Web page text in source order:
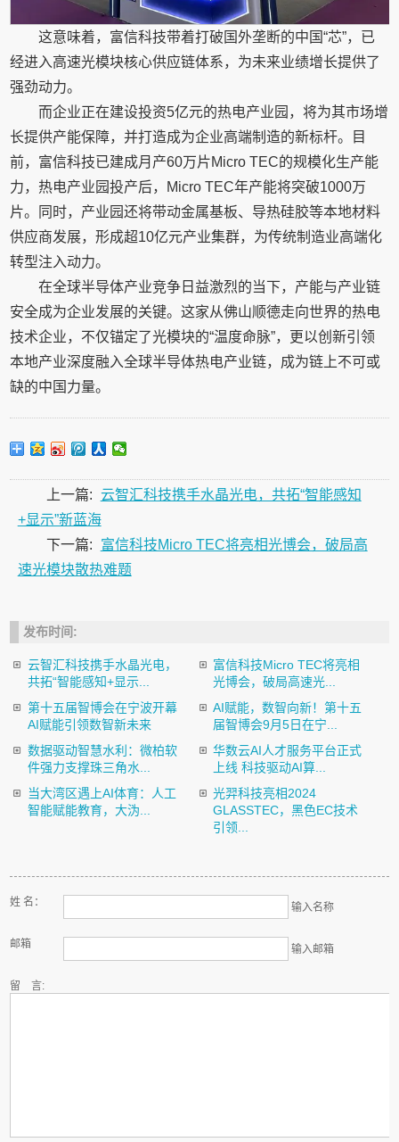
这意味着，富信科技带着打破国外垄断的中国“芯”，已
经进入高速光模块核心供应链体系，为未来业绩增长提供了
强劲动力。
而企业正在建设投资5亿元的热电产业园，将为其市场增
长提供产能保障，并打造成为企业高端制造的新标杆。目
前，富信科技已建成月产60万片Micro TEC的规模化生产能
力，热电产业园投产后，Micro TEC年产能将突破1000万
片。同时，产业园还将带动金属基板、导热硅胶等本地材料
供应商发展，形成超10亿元产业集群，为传统制造业高端化
转型注入动力。
在全球半导体产业竞争日益激烈的当下，产能与产业链
安全成为企业发展的关键。这家从佛山顺德走向世界的热电
技术企业，不仅锚定了光模块的“温度命脉”，更以创新引领
本地产业深度融入全球半导体热电产业链，成为链上不可或
缺的中国力量。
上一篇: 云智汇科技携手水晶光电，共拓“智能感知
+显示”新蓝海
下一篇:
富信科技Micro TEC将亮相光博会，破局高
速光模块散热难题
发布时间:
云智汇科技携手水晶光电，
共拓“智能感知+显示...
富信科技Micro TEC将亮相
光博会，破局高速光...
第十五届智博会在宁波开幕
AI赋能引领数智新未来
AI赋能，数智向新！第十五
届智博会9月5日在宁...
数据驱动智慧水利：微柏软
件强力支撑珠三角水...
华数云AI人才服务平台正式
上线 科技驱动AI算...
当大湾区遇上AI体育：人工
智能赋能教育，大沩...
光羿科技亮相2024
GLASSTEC，黑色EC技术
引领...
姓 名： 输入名称
邮箱 输入邮箱
留 言: